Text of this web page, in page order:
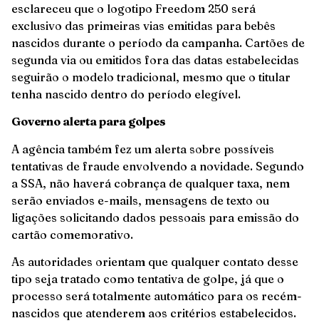
esclareceu que o logotipo Freedom 250 será
exclusivo das primeiras vias emitidas para bebês
nascidos durante o período da campanha. Cartões de
segunda via ou emitidos fora das datas estabelecidas
seguirão o modelo tradicional, mesmo que o titular
tenha nascido dentro do período elegível.
Governo alerta para golpes
A agência também fez um alerta sobre possíveis
tentativas de fraude envolvendo a novidade. Segundo
a SSA, não haverá cobrança de qualquer taxa, nem
serão enviados e-mails, mensagens de texto ou
ligações solicitando dados pessoais para emissão do
cartão comemorativo.
As autoridades orientam que qualquer contato desse
tipo seja tratado como tentativa de golpe, já que o
processo será totalmente automático para os recém-
nascidos que atenderem aos critérios estabelecidos.